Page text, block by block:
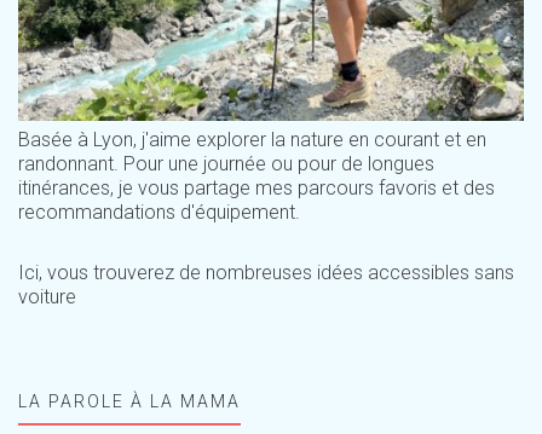
Basée à Lyon, j'aime explorer la nature en courant et en
randonnant. Pour une journée ou pour de longues
itinérances, je vous partage mes parcours favoris et des
recommandations d'équipement.
Ici, vous trouverez de nombreuses idées accessibles sans
voiture
LA PAROLE À LA MAMA